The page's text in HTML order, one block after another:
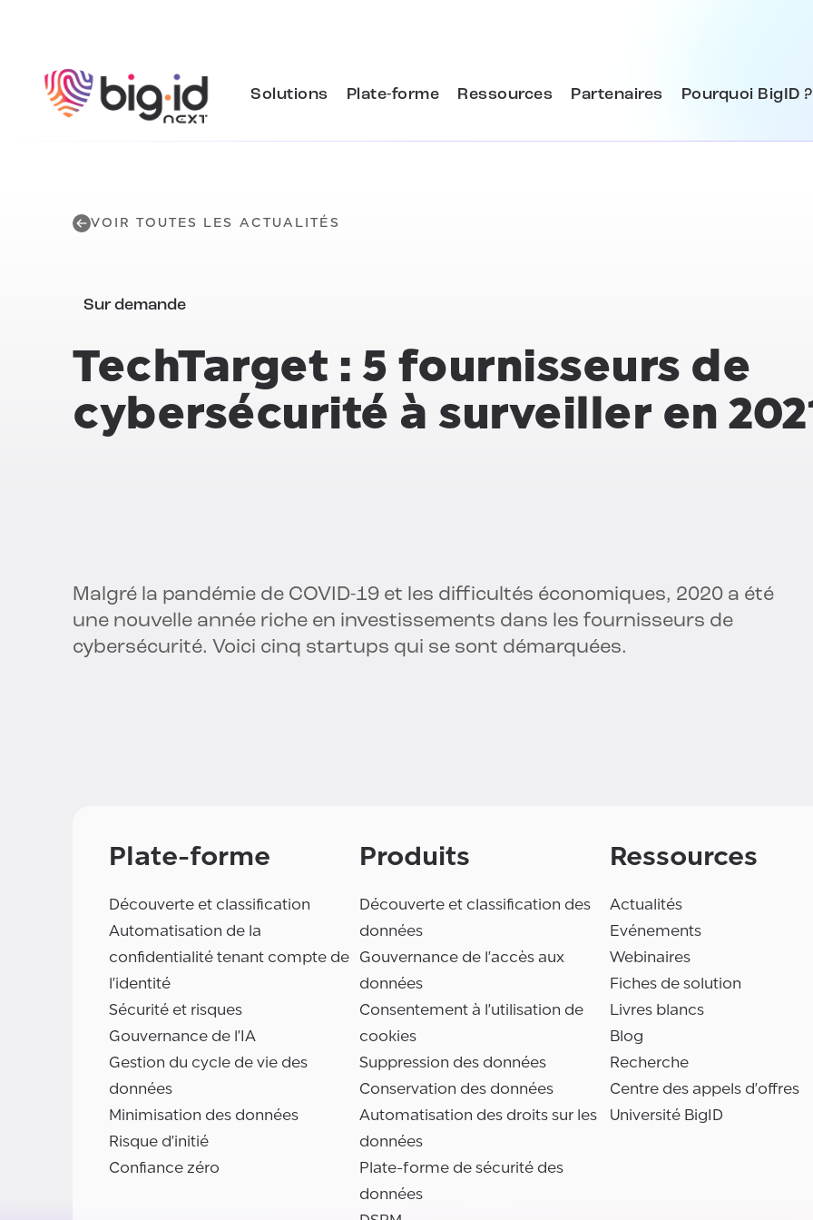
Solutions Plate-forme Ressources Partenaires Pourquoi BigID ?
VOIR TOUTES LES ACTUALITÉS
Sur demande
TechTarget : 5 fournisseurs de
cybersécurité à surveiller en
Malgré la pandémie de COVID-19 et les difficultés économiques, 2020 a été
une nouvelle année riche en investissements dans les fournisseurs de
cybersécurité. Voici cinq startups qui se sont démarquées.
Plate-forme
Découverte et classification
Automatisation de la
confidentialité tenant compte de
l'identité
Sécurité et risques
Gouvernance de l'IA
Gestion du cycle de vie des
données
Minimisation des données
Risque d'initié
Confiance zéro
Produits
Découverte et classification des
données
Gouvernance de l'accès aux
données
Consentement à l'utilisation de
cookies
Suppression des données
Conservation des données
Automatisation des droits sur les
données
Plate-forme de sécurité des
données
Ressources
Actualités
Evénements
Webinaires
Fiches de solution
Livres blancs
Blog
Recherche
Centre des appels d'offres
Université BigID